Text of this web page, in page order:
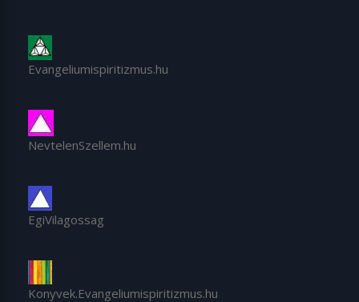
Evangeliumispiritizmus.hu
NevtelenSzellem.hu
EgiVilagossag
Konyvek.Evangeliumispiritizmus.hu